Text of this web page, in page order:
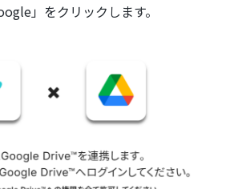
」をクリックします。